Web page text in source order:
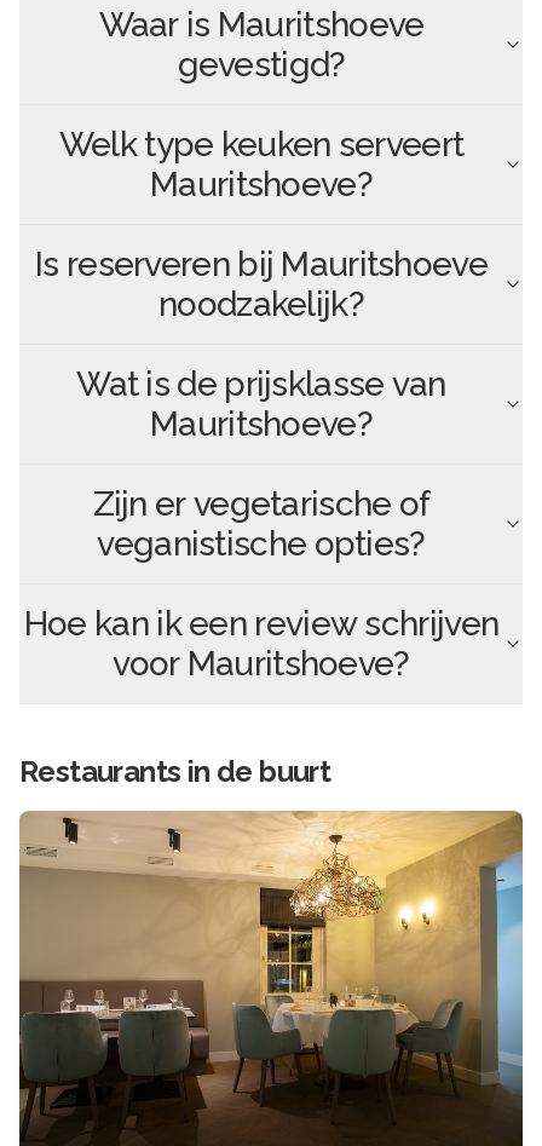
Waar is Mauritshoeve
gevestigd?
Welk type keuken serveert
Mauritshoeve?
Is reserveren bij Mauritshoeve
noodzakelijk?
Wat is de prijsklasse van
Mauritshoeve?
Zijn er vegetarische of
veganistische opties?
Hoe kan ik een review schrijven
voor Mauritshoeve?
Restaurants in de buurt